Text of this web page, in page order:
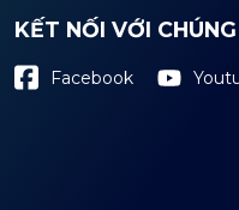
KẾT NỐI VỚI
Facebook